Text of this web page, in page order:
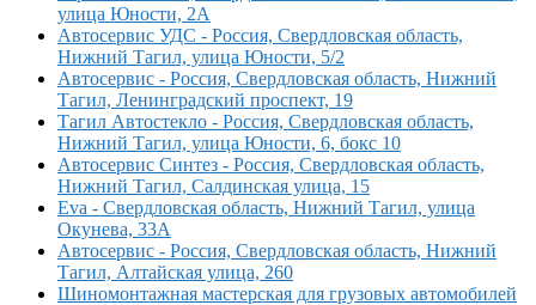
улица Юности, 2А
Автосервис УДС - Россия, Свердловская область,
Нижний Тагил, улица Юности, 5/2
Автосервис - Россия, Свердловская область, Нижний
Тагил, Ленинградский проспект, 19
Тагил Автостекло - Россия, Свердловская область,
Нижний Тагил, улица Юности, 6, бокс 10
Автосервис Синтез - Россия, Свердловская область,
Нижний Тагил, Салдинская улица, 15
Eva - Свердловская область, Нижний Тагил, улица
Окунева, 33А
Автосервис - Россия, Свердловская область, Нижний
Тагил, Алтайская улица, 260
Шиномонтажная мастерская для грузовых автомобилей